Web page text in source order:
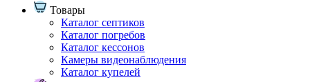
Товары
Каталог септиков
Каталог погребов
Каталог кессонов
Камеры видеонаблюдения
Каталог купелей